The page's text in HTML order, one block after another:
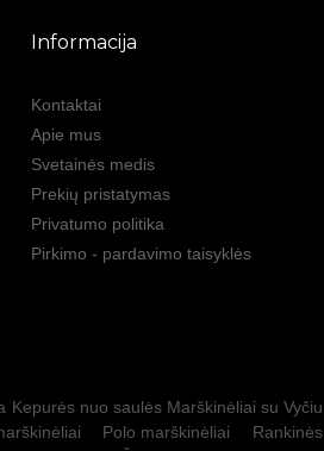
Informacija
Kontaktai
Apie mus
Svetainės medis
Prekių pristatymas
Privatumo politika
Pirkimo - pardavimo taisyklės
Kepurės nuo saulės Marškinėliai su Vyčiu
Polo marškinėliai
Rankinės